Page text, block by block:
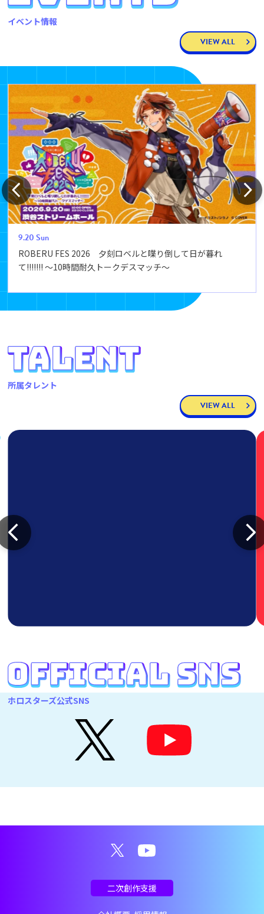
イベント情報
VIEW ALL
9.20Sun
ROBERU FES 2026 夕刻ロベルと喋り倒して日が暮れ
て!!!!!!! ～10時間耐久トークデスマッチ～
所属タレント
VIEW ALL
ホロスターズ公式SNS
二次創作支援